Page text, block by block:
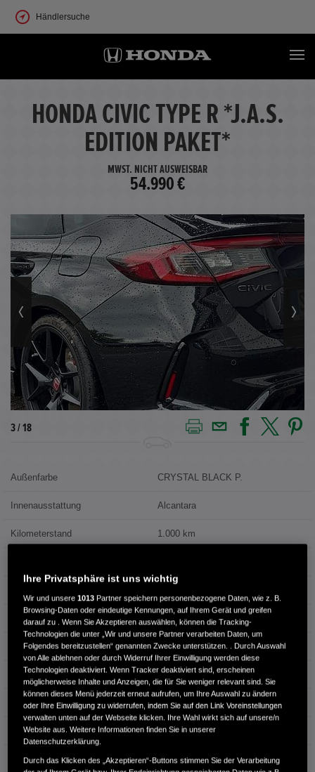
Händlersuche
HONDA CIVIC TYPE R *J.A.S.
EDITION PAKET*
MWST. NICHT AUSWEISBAR
54.990 €
4 / 18
Außenfarbe CRYSTAL BLACK P.
Innenausstattung Alcantara
Kilometerstand 1.000 km
Türen 5
Leistung 242 kW / 329 PS
Hubraum 1.996 cm³
Erstzulassung 03.2025
Bauart Limousine
Energieverbrauch kombiniert: 8,2 l/100km
Ihre Privatsphäre ist uns wichtig
Wir und unsere1013 Partner speichern personenbezogene Daten, wie z. B.
Browsing-Daten oder eindeutige Kennungen, auf Ihrem Gerät und greifen
darauf zu . Wenn Sie Akzeptieren auswählen, können die Tracking-
Technologien die unter „Wir und unsere Partner verarbeiten Daten, um
Folgendes bereitzustellen“ genannten Zwecke unterstützen. . Durch Auswahl
von Alle ablehnen oder durch Widerruf Ihrer Einwilligung werden diese
Technologien deaktiviert. Wenn Tracker deaktiviert sind, erscheinen
möglicherweise Inhalte und Anzeigen, die für Sie weniger relevant sind. Sie
können dieses Menü jederzeit erneut aufrufen, um Ihre Auswahl zu ändern
oder Ihre Einwilligung zu widerrufen, indem Sie auf den Link Voreinstellungen
verwalten unten auf der Webseite klicken. Ihre Wahl wirkt sich auf unsere/n
Website aus. Weitere Informationen finden Sie in unserer
Datenschutzerklärung.
Durch das Klicken des „Akzeptieren“-Buttons stimmen Sie der Verarbeitung